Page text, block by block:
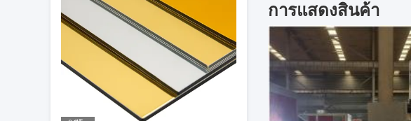
การแสดงสินค้า